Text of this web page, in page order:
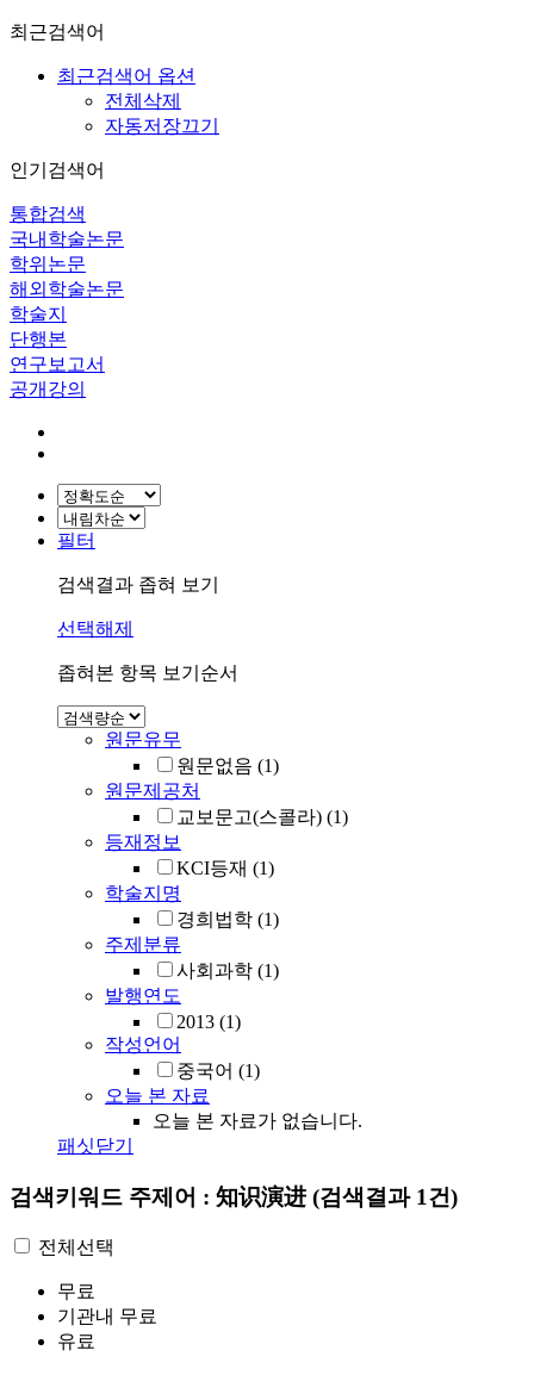
최근검색어
최근검색어 옵션
전체삭제
자동저장끄기
인기검색어
통합검색
국내학술논문
학위논문
해외학술논문
학술지
단행본
연구보고서
공개강의
필터
검색결과 좁혀 보기
선택해제
좁혀본 항목 보기순서
원문유무
원문없음 (1)
원문제공처
교보문고(스콜라) (1)
등재정보
KCI등재 (1)
학술지명
경희법학 (1)
주제분류
사회과학 (1)
발행연도
2013 (1)
작성언어
중국어 (1)
오늘 본 자료
오늘 본 자료가 없습니다.
패싯닫기
검색키워드 주제어 : 知识演进 (검색결과 1건)
전체선택
무료
기관내 무료
유료